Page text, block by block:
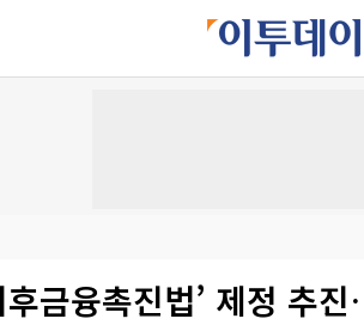
후금융촉진법’ 제정 추